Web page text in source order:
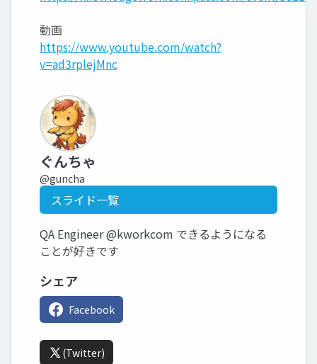
動画
https://www.youtube.com/watch?
v=ad3rplejMnc
ぐんちゃ
@guncha
スライド一覧
QA Engineer @kworkcom できるようになる
ことが好きです
シェア
Facebook
(Twitter)